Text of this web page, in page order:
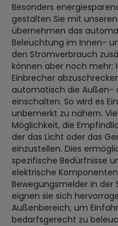
Besonders
gestalten Sie mit
übernehmen das
Beleuchtung im Innen-
den Stromverbrauch
können aber noch mehr:
Einbrecher
automatisch die Außen-
einschalten. So wird es
unbemerkt zu nähern.
Möglichkeit, die
der das Licht oder das
einzustellen. Dies
spezifische Bedürfnisse
elektrische
Bewegungsmelder in der
eignen sie sich
Außenbereich, um
bedarfsgerecht zu